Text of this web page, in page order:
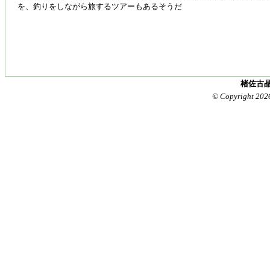
を、釣りをしながら旅するツアーもあるそうだ
楮佐古
© Copyright